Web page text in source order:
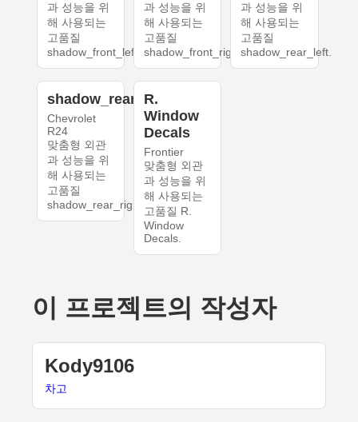
과 성능을 위
해 사용되는
고품질
shadow_front_left.
과 성능을 위
해 사용되는
고품질
shadow_front_right.
과 성능을 위
해 사용되는
고품질
shadow_rear_left.
shadow_rear_right
Chevrolet
R24
맞춤형 외관
과 성능을 위
해 사용되는
고품질
shadow_rear_right.
R.
Window
Decals
Frontier
맞춤형 외관
과 성능을 위
해 사용되는
고품질 R.
Window
Decals.
이 프로젝트의 작성자
Kody9106
차고